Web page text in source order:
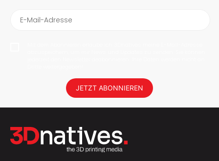
E-Mail-Adresse
JETZT ABONNIEREN